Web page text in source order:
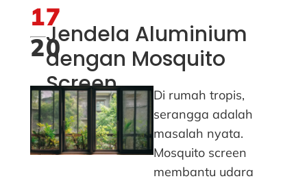
17
20Jendela Aluminium
dengan Mosquito
Screen
Di rumah tropis,
serangga adalah
masalah nyata.
Mosquito screen
membantu udara